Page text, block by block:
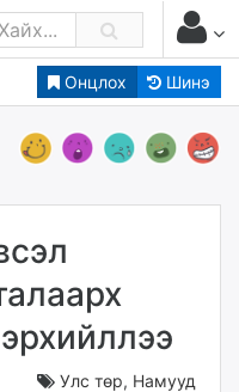
Онцлох Шинэ
Улс төр, Намууд